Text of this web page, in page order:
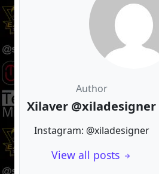
Author
Xilaver @xiladesigner
Instagram: @xiladesigner
View all posts